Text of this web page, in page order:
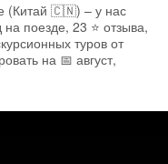
(Китай 🇨🇳) – у нас
поезде, 23 ⭐ отзыва,
туров от
на 📅 август,